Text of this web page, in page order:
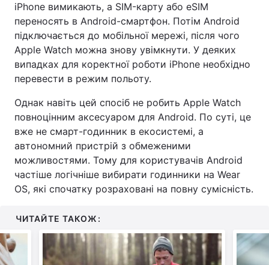
iPhone вимикають, а SIM-карту або eSIM
переносять в Android-смартфон. Потім Android
підключається до мобільної мережі, після чого
Apple Watch можна знову увімкнути. У деяких
випадках для коректної роботи iPhone необхідно
перевести в режим польоту.
Однак навіть цей спосіб не робить Apple Watch
повноцінним аксесуаром для Android. По суті, це
вже не смарт-годинник в екосистемі, а
автономний пристрій з обмеженими
можливостями. Тому для користувачів Android
частіше логічніше вибирати годинники на Wear
OS, які спочатку розраховані на повну сумісність.
ЧИТАЙТЕ ТАКОЖ: